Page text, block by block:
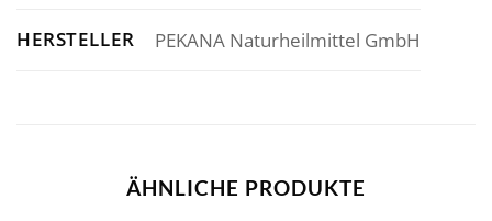
HERSTELLER PEKANA Naturheilmittel GmbH
ÄHNLICHE PRODUKTE